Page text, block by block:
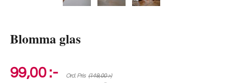
Blomma glas
99,00 :- Ord. Pris (149,00 :-)